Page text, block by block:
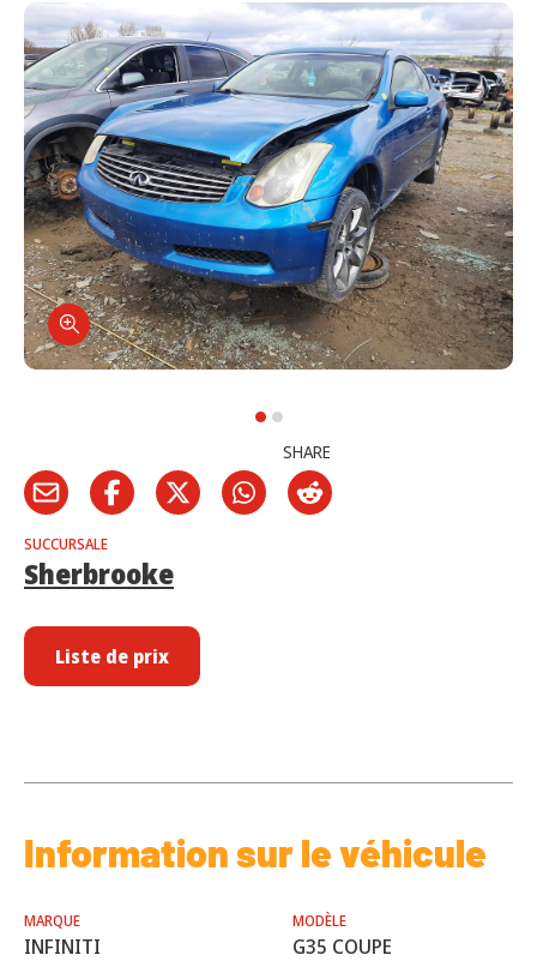
SHARE
SUCCURSALE
Sherbrooke
Liste de prix
Information sur le véhicule
MARQUE
INFINITI
MODÈLE
G35 COUPE